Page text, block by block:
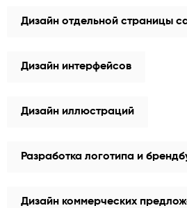
Дизайн отдельной страницы
Дизайн интерфейсов
Дизайн иллюстраций
Разработка логотипа и
Дизайн коммерческих